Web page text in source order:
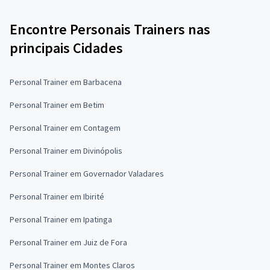
Encontre Personais Trainers nas
principais Cidades
Personal Trainer em Barbacena
Personal Trainer em Betim
Personal Trainer em Contagem
Personal Trainer em Divinópolis
Personal Trainer em Governador Valadares
Personal Trainer em Ibirité
Personal Trainer em Ipatinga
Personal Trainer em Juiz de Fora
Personal Trainer em Montes Claros